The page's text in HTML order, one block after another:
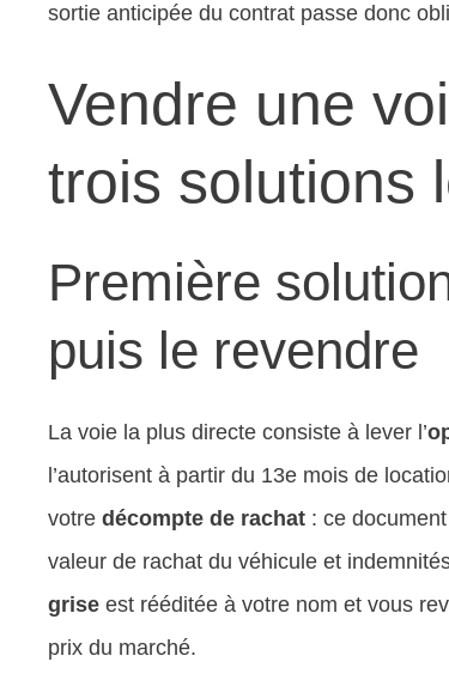
sortie anticipée du contrat passe donc
Vendre une
trois solutions
Première
puis le revendre
La voie la plus directe consiste à lever l’
l’autorisent à partir du 13e mois de
votre décompte de rachat : ce
valeur de rachat du véhicule et
grise est rééditée à votre nom et vous
prix du marché.